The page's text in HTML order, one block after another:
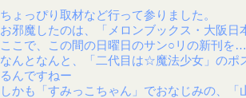
ちょっぴり取材など行って参りました。
お邪魔したのは、「メロンブックス・大阪日
ここで、この間の日曜日のサン○リの新刊
なんとなんと、「二代目は☆魔法少女」のポ
るんですねー
しかも「すみっこちゃん」でおなじみの、